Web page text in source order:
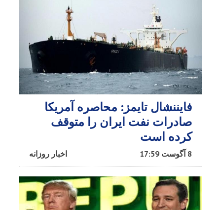
فایننشال تایمز: محاصره آمریکا
صادرات نفت ایران را متوقف
کرده است
اخبار روزانه 8 آگوست 17:59